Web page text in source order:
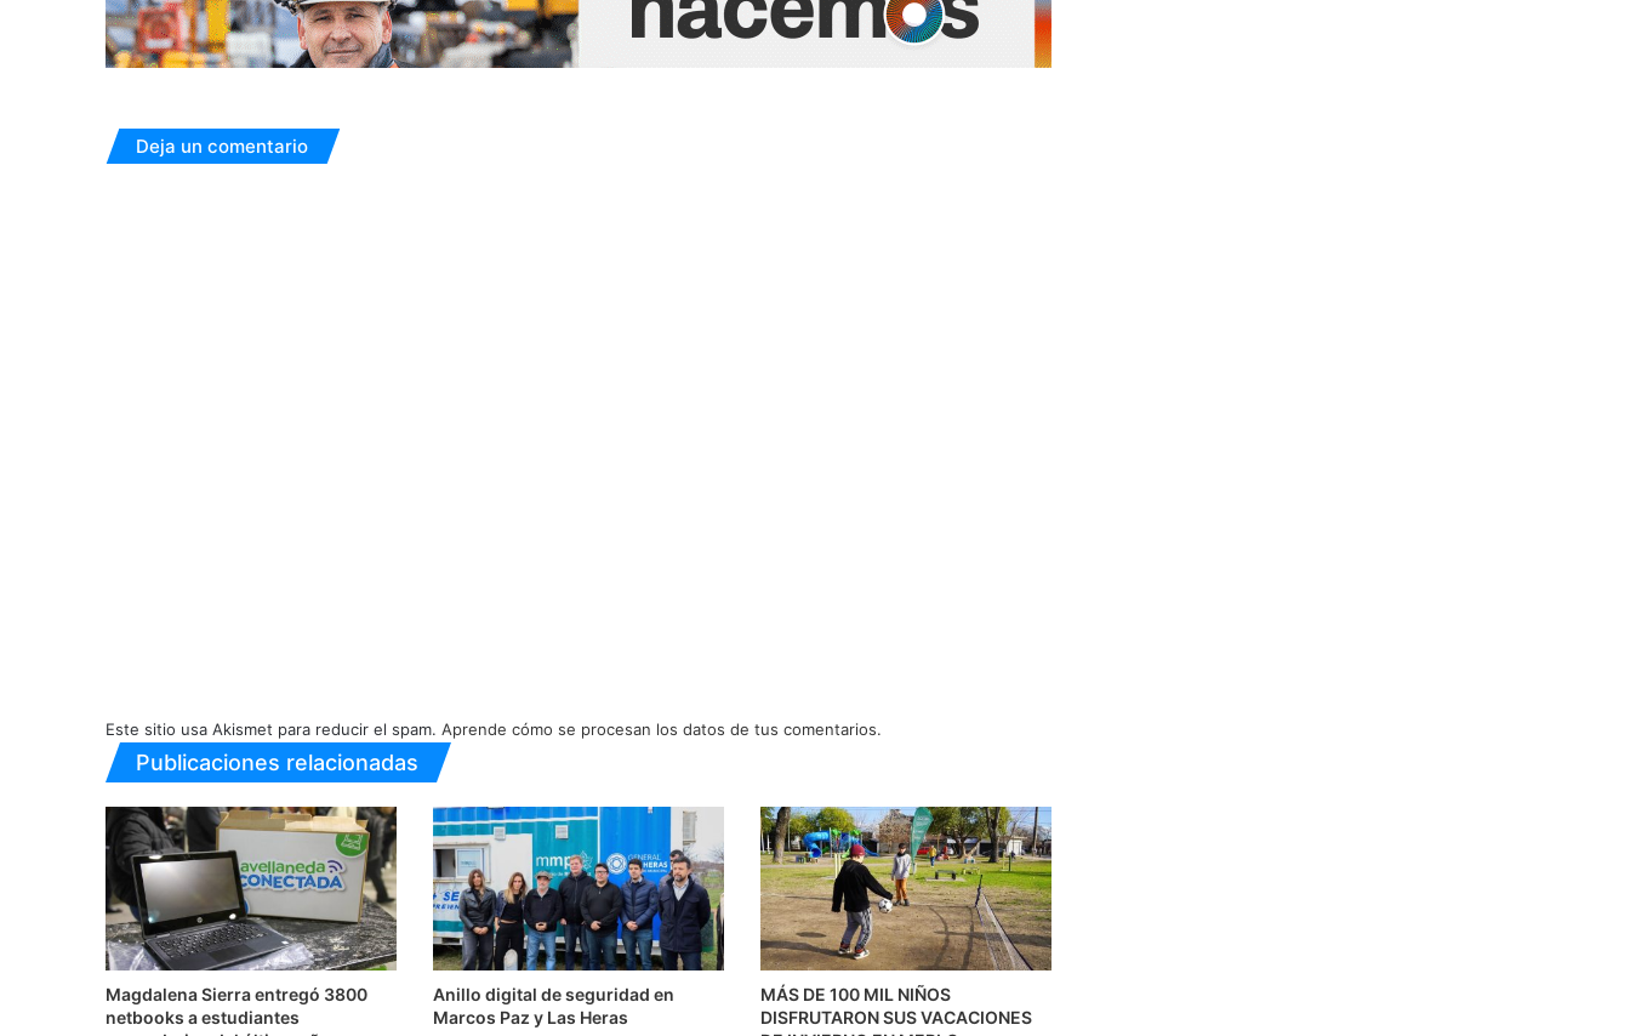
Deja un comentario
Este sitio usa Akismet para reducir el spam. Aprende cómo se procesan los datos de tus comentarios.
Publicaciones relacionadas
Magdalena Sierra entregó 3800
netbooks a estudiantes
Anillo digital de seguridad en
Marcos Paz y Las Heras
MÁS DE 100 MIL NIÑOS
DISFRUTARON SUS VACACIONES